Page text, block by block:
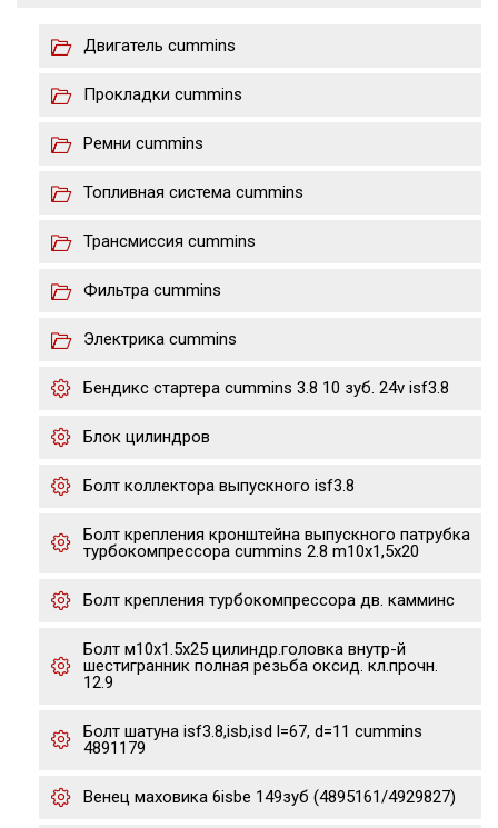
Двигатель cummins
Прокладки cummins
Ремни cummins
Топливная система cummins
Трансмиссия cummins
Фильтра cummins
Электрика cummins
Бендикс стартера cummins 3.8 10 зуб. 24v isf3.8
Блок цилиндров
Болт коллектора выпускного isf3.8
Болт крепления кронштейна выпускного патрубка
турбокомпрессора cummins 2.8 m10х1,5х20
Болт крепления турбокомпрессора дв. камминс
Болт м10х1.5х25 цилиндр.головка внутр-й
шестигранник полная резьба оксид. кл.прочн.
12.9
Болт шатуна isf3.8,isb,isd l=67, d=11 cummins
4891179
Венец маховика 6isbe 149зуб (4895161/4929827)